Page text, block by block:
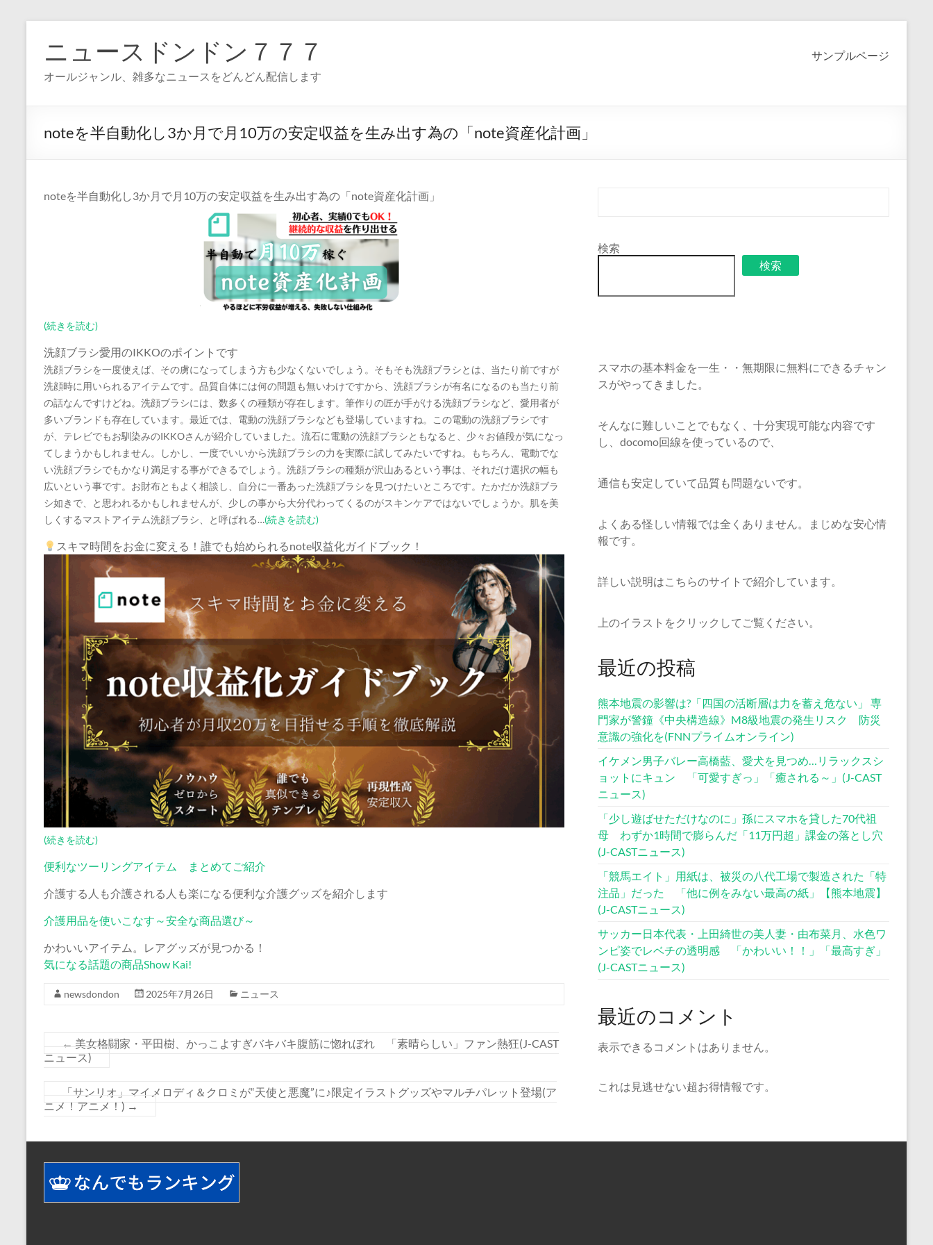
ニュースドンドン７７７
オールジャンル、雑多なニュースをどんどん配信します
サンプルページ
noteを半自動化し3か月で月10万の安定収益を生み出す為の「note資産化計画」
noteを半自動化し3か月で月10万の安定収益を生み出す為の「note資産化計画」
(続きを読む)
洗顔ブラシ愛用のIKKOのポイントです
洗顔ブラシを一度使えば、その虜になってしまう方も少なくないでしょう。そもそも洗顔ブラシとは、当たり前ですが
洗顔時に用いられるアイテムです。品質自体には何の問題も無いわけですから、洗顔ブラシが有名になるのも当たり前
の話なんですけどね。洗顔ブラシには、数多くの種類が存在します。筆作りの匠が手がける洗顔ブラシなど、愛用者が
多いブランドも存在しています。最近では、電動の洗顔ブラシなども登場していますね。この電動の洗顔ブラシです
が、テレビでもお馴染みのIKKOさんが紹介していました。流石に電動の洗顔ブラシともなると、少々お値段が気になっ
てしまうかもしれません。しかし、一度でいいから洗顔ブラシの力を実際に試してみたいですね。もちろん、電動でな
い洗顔ブラシでもかなり満足する事ができるでしょう。洗顔ブラシの種類が沢山あるという事は、それだけ選択の幅も
広いという事です。お財布ともよく相談し、自分に一番あった洗顔ブラシを見つけたいところです。たかだか洗顔ブラ
シ如きで、と思われるかもしれませんが、少しの事から大分代わってくるのがスキンケアではないでしょうか。肌を美
しくするマストアイテム洗顔ブラシ、と呼ばれる…(続きを読む)
スキマ時間をお金に変える！誰でも始められるnote収益化ガイドブック！
(続きを読む)
便利なツーリングアイテム まとめてご紹介
介護する人も介護される人も楽になる便利な介護グッズを紹介します
介護用品を使いこなす～安全な商品選び～
かわいいアイテム。レアグッズが見つかる！
気になる話題の商品Show Kai!
newsdondon 2025年7月26日 ニュース
← 美女格闘家・平田樹、かっこよすぎバキバキ腹筋に惚れぼれ 「素晴らしい」ファン熱狂(J-CAST
ニュース)
「サンリオ」マイメロディ＆クロミが“天使と悪魔”に♪限定イラストグッズやマルチパレット登場(ア
ニメ！アニメ！) →
検索
検索
スマホの基本料金を一生・・無期限に無料にできるチャン
スがやってきました。
そんなに難しいことでもなく、十分実現可能な内容です
し、docomo回線を使っているので、
通信も安定していて品質も問題ないです。
よくある怪しい情報では全くありません。まじめな安心情
報です。
詳しい説明はこちらのサイトで紹介しています。
上のイラストをクリックしてご覧ください。
最近の投稿
熊本地震の影響は?「四国の活断層は力を蓄え危ない」 専
門家が警鐘《中央構造線》M8級地震の発生リスク 防災
意識の強化を(FNNプライムオンライン)
イケメン男子バレー高橋藍、愛犬を見つめ…リラックスシ
ョットにキュン 「可愛すぎっ」「癒される～」(J-CAST
ニュース)
「少し遊ばせただけなのに」孫にスマホを貸した70代祖
母 わずか1時間で膨らんだ「11万円超」課金の落とし穴
(J-CASTニュース)
「競馬エイト」用紙は、被災の八代工場で製造された「特
注品」だった 「他に例をみない最高の紙」【熊本地震】
(J-CASTニュース)
サッカー日本代表・上田綺世の美人妻・由布菜月、水色ワ
ンピ姿でレベチの透明感 「かわいい！！」「最高すぎ」
(J-CASTニュース)
最近のコメント
表示できるコメントはありません。
これは見逃せない超お得情報です。